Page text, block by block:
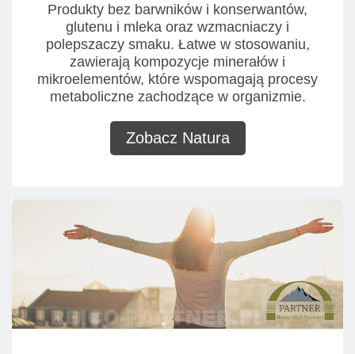
Produkty bez barwników i konserwantów,
glutenu i mleka oraz wzmacniaczy i
polepszaczy smaku. Łatwe w stosowaniu,
zawierają kompozycje minerałów i
mikroelementów, które wspomagają procesy
metaboliczne zachodzące w organizmie.
Zobacz Natura